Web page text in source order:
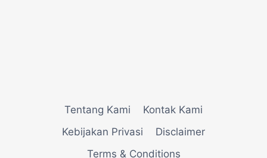
Tentang Kami
Kontak Kami
Kebijakan Privasi
Disclaimer
Terms & Conditions